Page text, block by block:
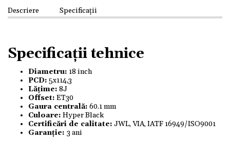
Descriere Specificații
Specificații tehnice
Diametru: 18 inch
PCD: 5x114,3
Lățime: 8J
Offset: ET30
Gaura centrală: 60.1 mm
Culoare: Hyper Black
Certificări de calitate: JWL, VIA, IATF 16949/ISO9001
Garanție: 3 ani